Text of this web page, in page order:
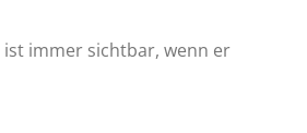
immer sichtbar, wenn er